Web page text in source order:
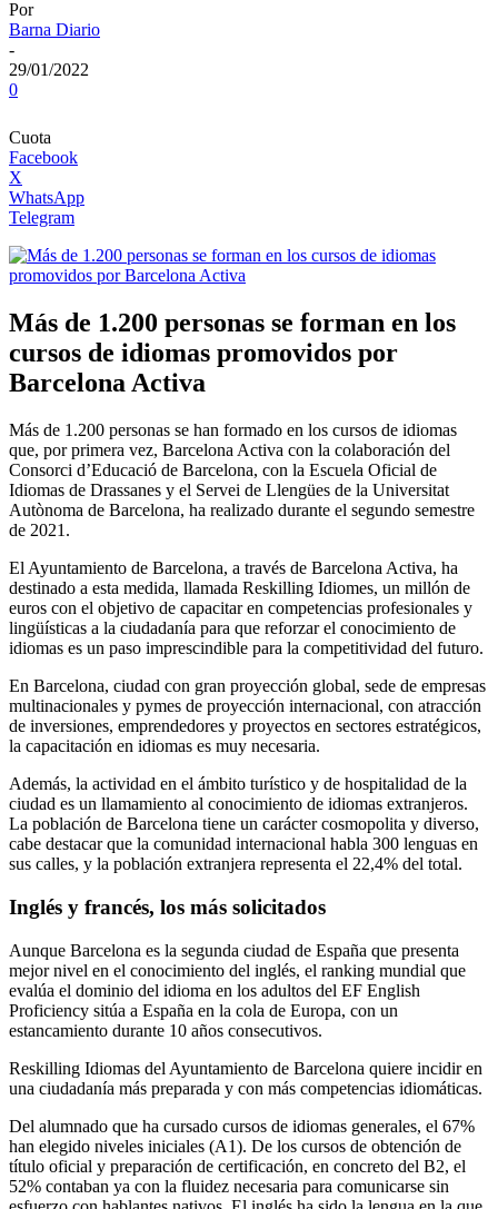
Por
Barna Diario
-
29/01/2022
0
Cuota
Facebook
X
WhatsApp
Telegram
Más de 1.200 personas se forman en los
cursos de idiomas promovidos por
Barcelona Activa
Más de 1.200 personas se han formado en los cursos de idiomas
que, por primera vez, Barcelona Activa con la colaboración del
Consorci d’Educació de Barcelona, ​​con la Escuela Oficial de
Idiomas de Drassanes y el Servei de Llengües de la Universitat
Autònoma de Barcelona, ​​ha realizado durante el segundo semestre
de 2021.
El Ayuntamiento de Barcelona, ​​a través de Barcelona Activa, ha
destinado a esta medida, llamada Reskilling Idiomes, un millón de
euros con el objetivo de capacitar en competencias profesionales y
lingüísticas a la ciudadanía para que reforzar el conocimiento de
idiomas es un paso imprescindible para la competitividad del futuro.
En Barcelona, ​​ciudad con gran proyección global, sede de empresas
multinacionales y pymes de proyección internacional, con atracción
de inversiones, emprendedores y proyectos en sectores estratégicos,
la capacitación en idiomas es muy necesaria.
Además, la actividad en el ámbito turístico y de hospitalidad de la
ciudad es un llamamiento al conocimiento de idiomas extranjeros.
La población de Barcelona tiene un carácter cosmopolita y diverso,
cabe destacar que la comunidad internacional habla 300 lenguas en
sus calles, y la población extranjera representa el 22,4% del total.
Inglés y francés, los más solicitados
Aunque Barcelona es la segunda ciudad de España que presenta
mejor nivel en el conocimiento del inglés, el ranking mundial que
evalúa el dominio del idioma en los adultos del EF English
Proficiency sitúa a España en la cola de Europa, con un
estancamiento durante 10 años consecutivos.
Reskilling Idiomas del Ayuntamiento de Barcelona quiere incidir en
una ciudadanía más preparada y con más competencias idiomáticas.
Del alumnado que ha cursado cursos de idiomas generales, el 67%
han elegido niveles iniciales (A1). De los cursos de obtención de
título oficial y preparación de certificación, en concreto del B2, el
52% contaban ya con la fluidez necesaria para comunicarse sin